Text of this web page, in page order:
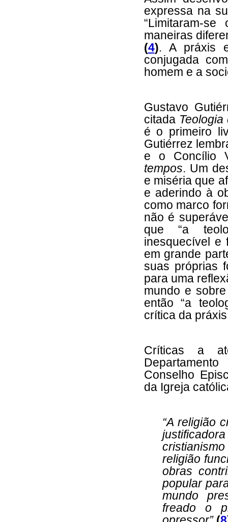
expressa na
“Limitaram-
maneiras
(4). A práxis
conjugada
homem e a
Gustavo
citada
é o primeiro
Gutiérrez
e o Concílio
tempos. Um
e miséria que
e aderindo à
como marco
não é
que “a
inesquecível e
em grande
suas próprias
para uma
mundo e
então “a
crítica da
Críticas a
Conselho
da Igreja
“A religião
religião
obras
popular
mundo
freado o